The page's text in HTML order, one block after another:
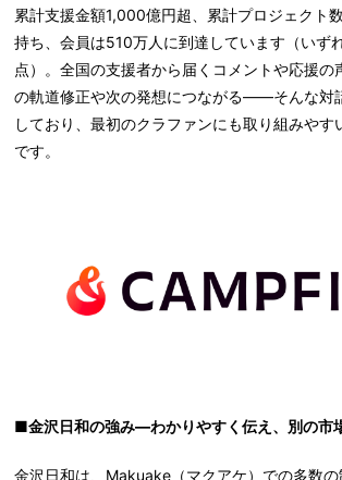
累計支援金額1,000億円超、累計プロジェクト
持ち、会員は510万人に到達しています（いず
点）。全国の支援者から届くコメントや応援の
の軌道修正や次の発想につながる——そんな対
しており、最初のクラファンにも取り組みやす
です。
■金沢日和の強み—わかりやすく伝え、別の市
金沢日和は、Makuake（マクアケ）での多数